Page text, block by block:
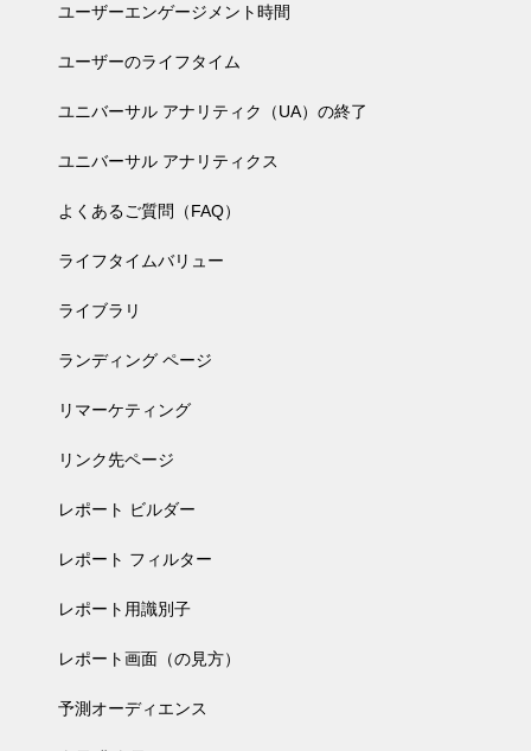
ユーザーエンゲージメント時間
ユーザーのライフタイム
ユニバーサル アナリティク（UA）の終了
ユニバーサル アナリティクス
よくあるご質問（FAQ）
ライフタイムバリュー
ライブラリ
ランディング ページ
リマーケティング
リンク先ページ
レポート ビルダー
レポート フィルター
レポート用識別子
レポート画面（の見方）
予測オーディエンス